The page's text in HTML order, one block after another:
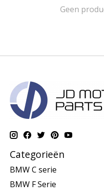
Geen
Categorieën
BMW C serie
BMW F Serie